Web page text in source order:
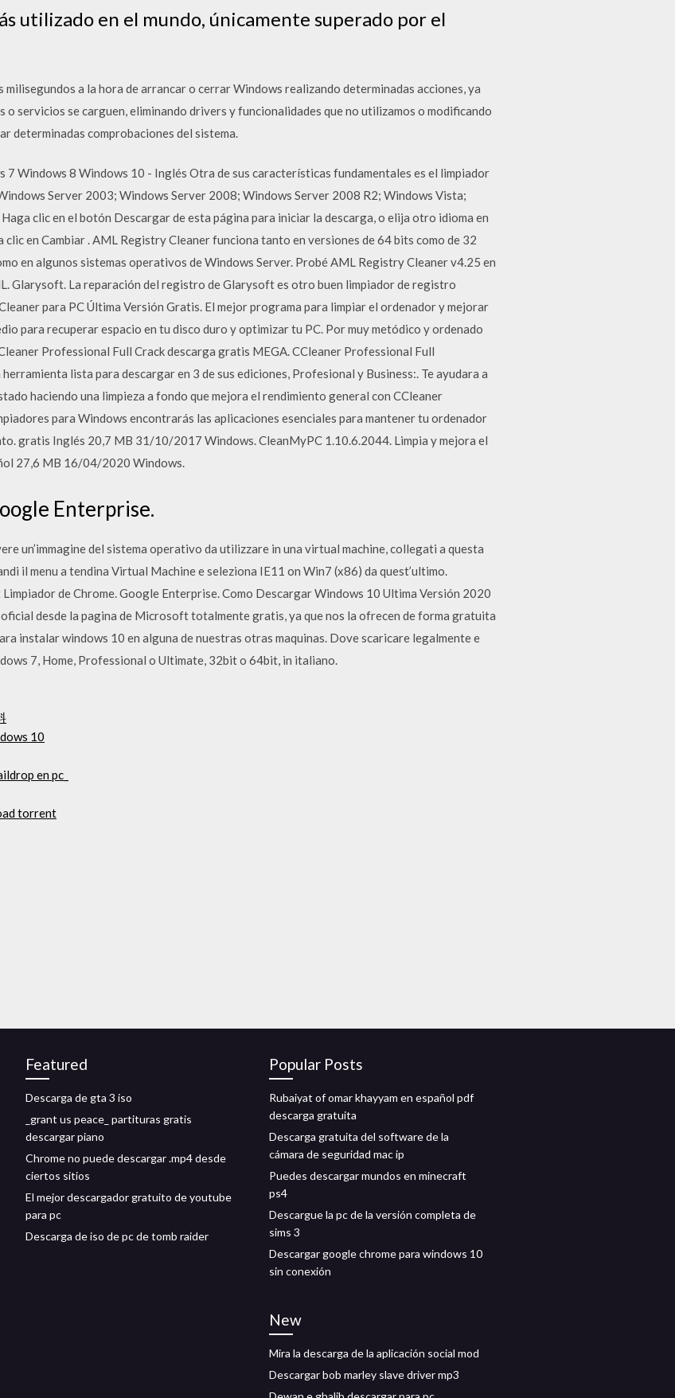
utilizado en el mundo, únicamente superado por el
a la hora de arrancar o cerrar Windows realizando determinadas acciones, ya
o servicios se carguen, eliminando drivers y funcionalidades que no utilizamos o modificando
determinadas comprobaciones del sistema.
Windows 8 Windows 10 - Inglés Otra de sus características fundamentales es el limpiador
Server 2003; Windows Server 2008; Windows Server 2008 R2; Windows Vista;
clic en el botón Descargar de esta página para iniciar la descarga, o elija otro idioma en
clic en Cambiar . AML Registry Cleaner funciona tanto en versiones de 64 bits como de 32
en algunos sistemas operativos de Windows Server. Probé AML Registry Cleaner v4.25 en
Glarysoft. La reparación del registro de Glarysoft es otro buen limpiador de registro
para PC Última Versión Gratis. El mejor programa para limpiar el ordenador y mejorar
para recuperar espacio en tu disco duro y optimizar tu PC. Por muy metódico y ordenado
Professional Full Crack descarga gratis MEGA. CCleaner Professional Full
lista para descargar en 3 de sus ediciones, Profesional y Business:. Te ayudara a
haciendo una limpieza a fondo que mejora el rendimiento general con CCleaner
para Windows encontrarás las aplicaciones esenciales para mantener tu ordenador
gratis Inglés 20,7 MB 31/10/2017 Windows. CleanMyPC 1.10.6.2044. Limpia y mejora el
27,6 MB 16/04/2020 Windows.
Enterprise.
un’immagine del sistema operativo da utilizzare in una virtual machine, collegati a questa
il menu a tendina Virtual Machine e seleziona IE11 on Win7 (x86) da quest’ultimo.
Limpiador de Chrome. Google Enterprise. Como Descargar Windows 10 Ultima Versión 2020
desde la pagina de Microsoft totalmente gratis, ya que nos la ofrecen de forma gratuita
instalar windows 10 en alguna de nuestras otras maquinas. Dove scaricare legalmente e
7, Home, Professional o Ultimate, 32bit o 64bit, in italiano.
10
en pc_
torrent
Featured
Descarga de gta 3 iso
_grant us peace_ partituras gratis
descargar piano
Chrome no puede descargar .mp4 desde
ciertos sitios
El mejor descargador gratuito de youtube
para pc
Descarga de iso de pc de tomb raider
Popular Posts
Rubaiyat of omar khayyam en español pdf
descarga gratuita
Descarga gratuita del software de la
cámara de seguridad mac ip
Puedes descargar mundos en minecraft
ps4
Descargue la pc de la versión completa de
sims 3
Descargar google chrome para windows 10
sin conexión
New
Mira la descarga de la aplicación social mod
Descargar bob marley slave driver mp3